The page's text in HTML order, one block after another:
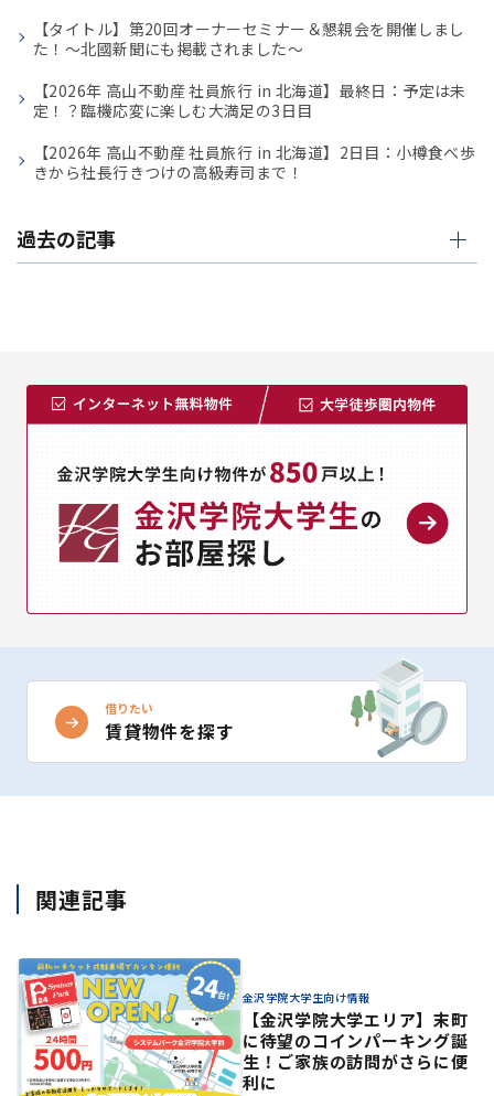
【タイトル】第20回オーナーセミナー＆懇親会を開催しまし
た！〜北國新聞にも掲載されました〜
【2026年 高山不動産 社員旅行 in 北海道】最終日：予定は未
定！？臨機応変に楽しむ大満足の3日目
【2026年 高山不動産 社員旅行 in 北海道】2日目：小樽食べ歩
きから社長行きつけの高級寿司まで！
過去の記事
借りたい
賃貸物件を探す
関連記事
金沢学院大学生向け情報
【金沢学院大学エリア】末町
に待望のコインパーキング誕
生！ご家族の訪問がさらに便
利に